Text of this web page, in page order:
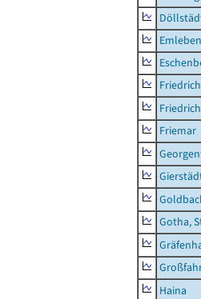
Emleben
Friemar
Gotha,
Haina